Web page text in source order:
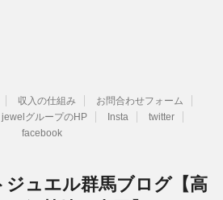
収入の仕組み
お問合わせフォーム
jewelグループのHP Insta
twitter
facebook
ュエル群馬ブログ【高